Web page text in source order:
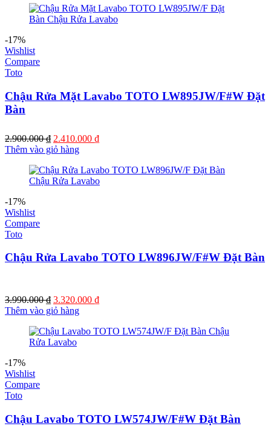
2.500.000 ₫.là:
2.130.000 ₫.
-17%
Wishlist
Compare
Toto
Chậu Rửa Mặt Lavabo TOTO LW895JW/F#W Đặt
Bàn
2.900.000₫ Giá
gốc
2.900.000 ₫.
2.410.000 ₫Giá
là:
2.410.000 ₫.
Thêm vào giỏ hàng
-17%
Wishlist
Compare
Toto
Chậu Rửa Lavabo TOTO LW896JW/F#W Đặt Bàn
3.990.000₫ Giá
gốc
3.990.000 ₫.
3.320.000 ₫Giá
là:
Thêm vào giỏ hàng
-17%
Wishlist
Compare
Toto
Chậu Lavabo TOTO LW574JW/F#W Đặt Bàn